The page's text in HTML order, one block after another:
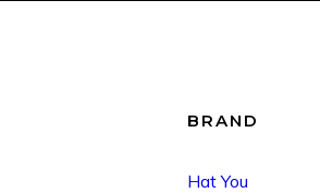
BRAND
Hat You